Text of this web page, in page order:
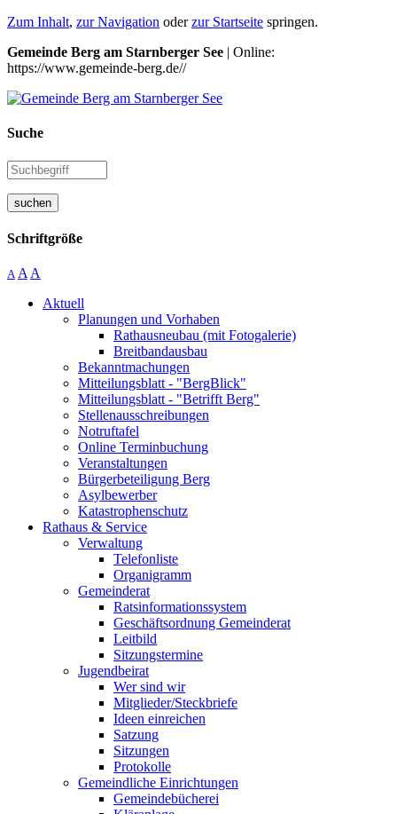
Zum Inhalt, zur Navigation oderzur Startseite springen.
Gemeinde Berg am Starnberger See | Online:
https://www.gemeinde-berg.de//
Suche
suchen
Schriftgröße
A A A
Aktuell
Planungen und Vorhaben
Rathausneubau (mit Fotogalerie)
Breitbandausbau
Bekanntmachungen
Mitteilungsblatt - "BergBlick"
Mitteilungsblatt - "Betrifft Berg"
Stellenausschreibungen
Notruftafel
Online Terminbuchung
Veranstaltungen
Bürgerbeteiligung Berg
Asylbewerber
Katastrophenschutz
Rathaus & Service
Verwaltung
Telefonliste
Organigramm
Gemeinderat
Ratsinformationssystem
Geschäftsordnung Gemeinderat
Leitbild
Sitzungstermine
Jugendbeirat
Wer sind wir
Mitglieder/Steckbriefe
Ideen einreichen
Satzung
Sitzungen
Protokolle
Gemeindliche Einrichtungen
Gemeindebücherei